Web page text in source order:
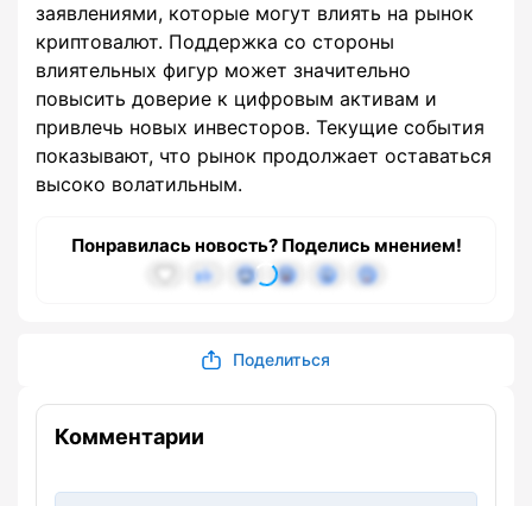
заявлениями, которые могут влиять на рынок
криптовалют. Поддержка со стороны
влиятельных фигур может значительно
повысить доверие к цифровым активам и
привлечь новых инвесторов. Текущие события
показывают, что рынок продолжает оставаться
высоко волатильным.
Понравилась новость? Поделись мнением!
Поделиться
Комментарии